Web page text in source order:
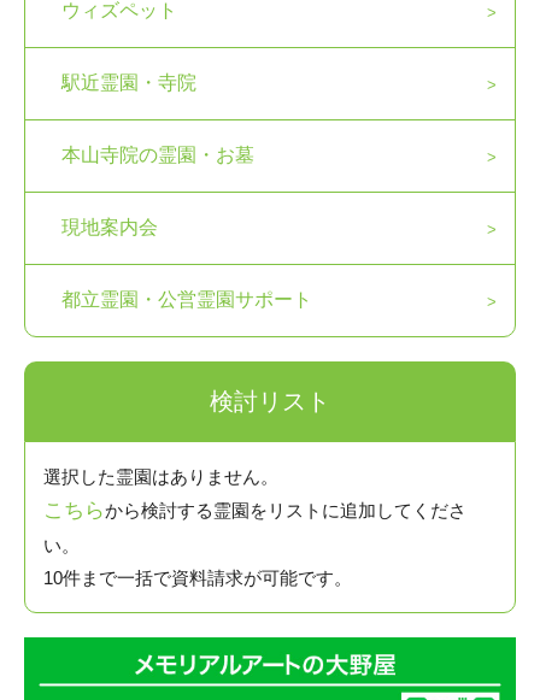
ウィズペット
駅近霊園・寺院
本山寺院の霊園・お墓
現地案内会
都立霊園・公営霊園サポート
検討リスト
選択した霊園はありません。
こちらから検討する霊園をリストに追加してくださ
い。
10件まで一括で資料請求が可能です。